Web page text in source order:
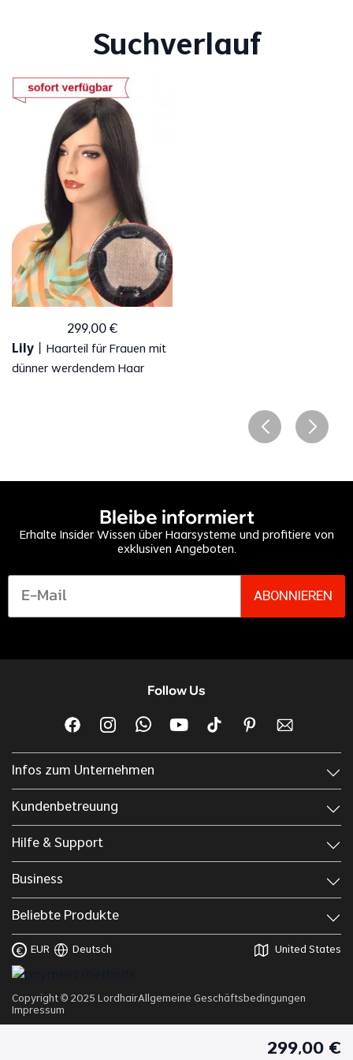
Suchverlauf
299,00 €
Lily
Haarteil für Frauen mit
dünner werdendem Haar
Bleibe informiert
Erhalte Insider Wissen über Haarsysteme und profitiere von
exklusiven Angeboten.
ABONNIEREN
Infos zum Unternehmen
Kundenbetreuung
Hilfe & Support
Business
Beliebte Produkte
Follow Us
€ EUR Deutsch United States
Copyright © 2025 LordhairAllgemeine Geschäftsbedingungen
Impressum
299,00 €